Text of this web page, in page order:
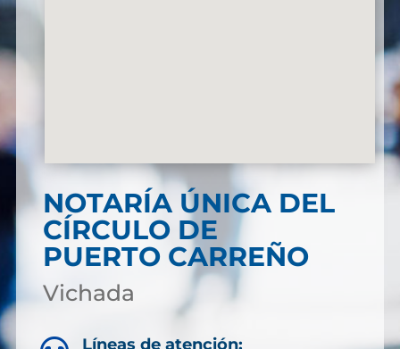
NOTARÍA ÚNICA DEL
CÍRCULO DE
PUERTO CARREÑO
Vichada
Líneas de atención: